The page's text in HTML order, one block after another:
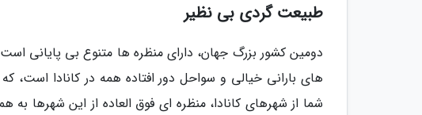
طبیعت گردی بی نظیر
دومین کشور بزرگ جهان، دارای منظره ها متنوع بی پایانی
های بارانی خیالی و سواحل دور افتاده همه در کانادا
شما از شهرهای کانادا، منظره ای فوق العاده از این شهرها به